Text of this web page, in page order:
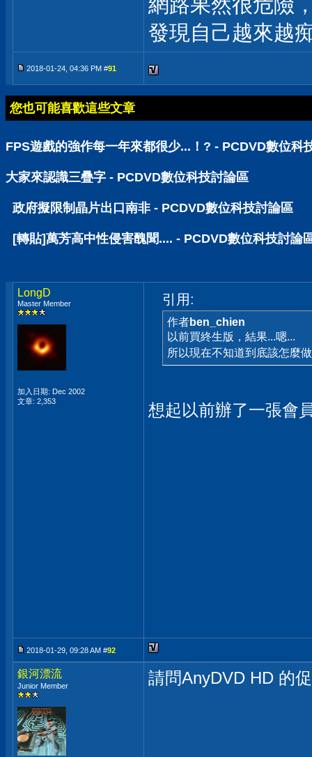
發現自己越來越
2018-01-24, 04:36 PM #91
您也可能喜歡這些文章
FPS遊戲的強作每一年來都很少...！? - PCDVD數位科
大家來認識三疊字 - PCDVD數位科技討論區
政府擬限制晶片出口南非 - PCDVD數位科技討論區
[轉貼]萬芳高中性侵害醜聞.... - PCDVD數位科技討論
LongD
Master Member
加入日期: Dec 2002
文章: 2,353
引用:
作者ben_chien
以前買終生版，結果...嗯...
所以現在不知道到底該怎麼
想起以前辦了一張會
2018-01-29, 09:28 AM #92
銀河漂流
Junior Member 請問AnyDVD HD 的